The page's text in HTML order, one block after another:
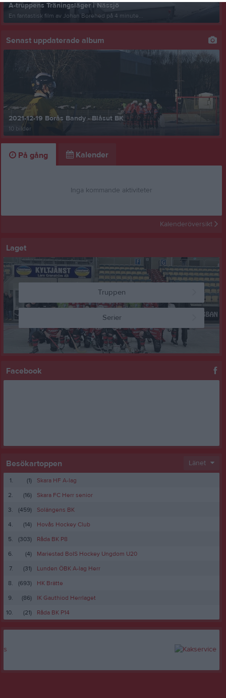
A-truppens Träningsläger i Nässjö
En fantastisk film av Johan Borehed på 4 minute...
Senast uppdaterade album
2021-12-19 Borås Bandy - Blåsut BK
10 bilder
På gång Kalender
Inga kommande aktiviteter
Kalenderöversikt
Laget
Truppen
Serier
Facebook
Besökartoppen Länet
1. (1)
Skara HF A-lag
2.
(16)
Skara FC Herr senior
3.
(459)
Solängens BK
4.
(14)
Hovås Hockey Club
5.
(303)
Råda BK P8
6.
(4)
Mariestad BoIS Hockey Ungdom U20
7.
(31)
Lunden ÖBK A-lag Herr
8.
(693)
HK Brätte
9.
(86)
IK Gauthiod Herrlaget
10.
(21) Råda BK P14